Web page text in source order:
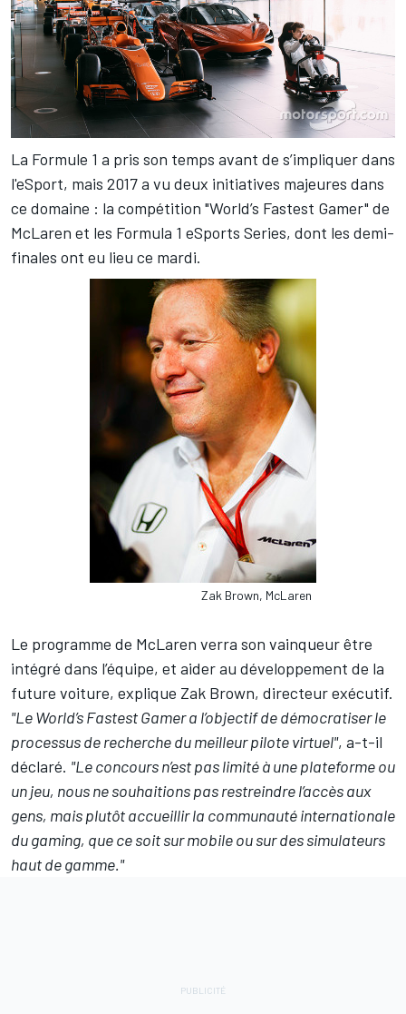
La Formule 1 a pris son temps avant de s’impliquer dans
l'eSport, mais 2017 a vu deux initiatives majeures dans
ce domaine : la compétition "World’s Fastest Gamer" de
McLaren et les Formula 1 eSports Series, dont les demi-
finales ont eu lieu ce mardi.
Zak Brown, McLaren
Le programme de McLaren verra son vainqueur être
intégré dans l’équipe, et aider au développement de la
future voiture, explique Zak Brown, directeur exécutif.
"Le World’s Fastest Gamer a l’objectif de démocratiser le
processus de recherche du meilleur pilote virtuel", a-t-il
déclaré. "Le concours n’est pas limité à une plateforme ou
un jeu, nous ne souhaitions pas restreindre l’accès aux
gens, mais plutôt accueillir la communauté internationale
du gaming, que ce soit sur mobile ou sur des simulateurs
haut de gamme."